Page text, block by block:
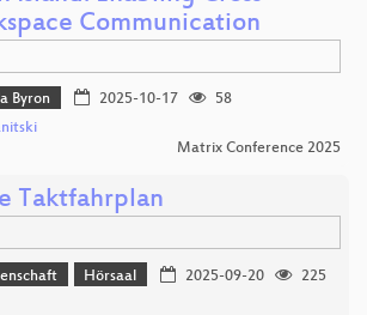
Communication
Byron 2025-10-17
58
Matrix Conference 2025
Taktfahrplan
Hörsaal 2025-09-20
225